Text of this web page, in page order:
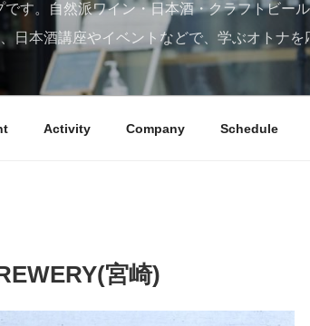
す。自然派ワイン・日本酒・クラフトビー
日本酒講座やイベントなどで、学ぶオトナを
Activity Company Schedule
宮崎)